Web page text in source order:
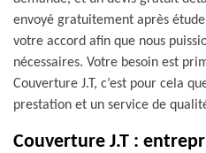
envoyé gratuitement après
votre accord afin que nous
nécessaires. Votre besoin est
Couverture J.T, c’est pour cela
prestation et un service de
Couverture J.T :